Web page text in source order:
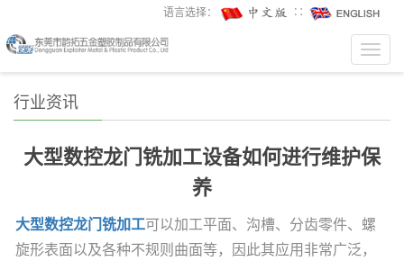
语言选择： ∷
行业资讯
大型数控龙门铣加工设备如何进行维护保
养
大型数控龙门铣加工可以加工平面、沟槽、分齿零件、螺
旋形表面以及各种不规则曲面等，因此其应用非常广泛，